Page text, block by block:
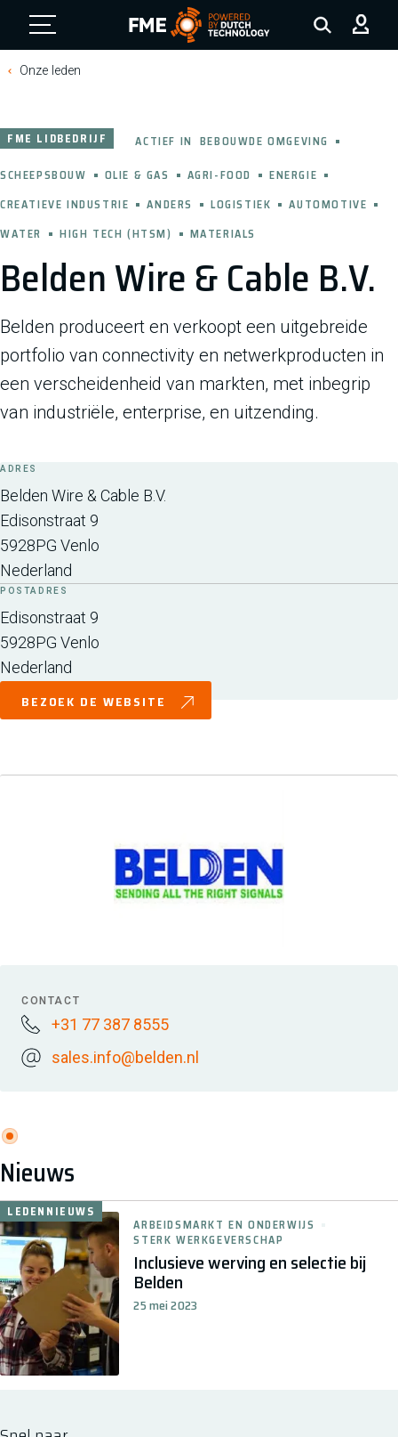
FME Logo, to the homepage
Onze leden
Belden Wire & Cable B.V.
FME LIDBEDRIJF ACTIEF IN BEBOUWDE OMGEVING
SCHEEPSBOUW
OLIE & GAS AGRI-FOOD
ENERGIE
CREATIEVE INDUSTRIE
ANDERS LOGISTIEK
AUTOMOTIVE
WATER
HIGH TECH (HTSM) MATERIALS
Belden produceert en verkoopt een uitgebreide
portfolio van connectivity en netwerkproducten in
een verscheidenheid van markten, met inbegrip
van industriële, enterprise, en uitzending.
ADRES
Belden Wire & Cable B.V.
Edisonstraat 9
5928PG Venlo
Nederland
POSTADRES
Edisonstraat 9
5928PG Venlo
Nederland
BEZOEK DE WEBSITE
CONTACT
+31 77 387 8555
sales.info@belden.nl
Nieuws
Inclusieve werving en selectie bij
Belden
25 mei 2023
ARBEIDSMARKT EN ONDERWIJS
STERK WERKGEVERSCHAP
LEDENNIEUWS